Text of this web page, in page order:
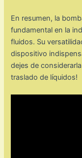
En resumen, la
fundamental en la
fluidos. Su
dispositivo
dejes de
traslado de líquidos!